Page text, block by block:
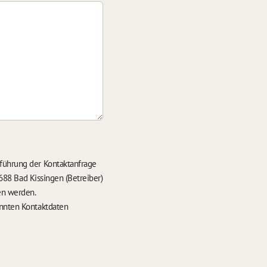
der Kontaktanfrage
Bad Kissingen (Betreiber)
werden.
Kontaktdaten